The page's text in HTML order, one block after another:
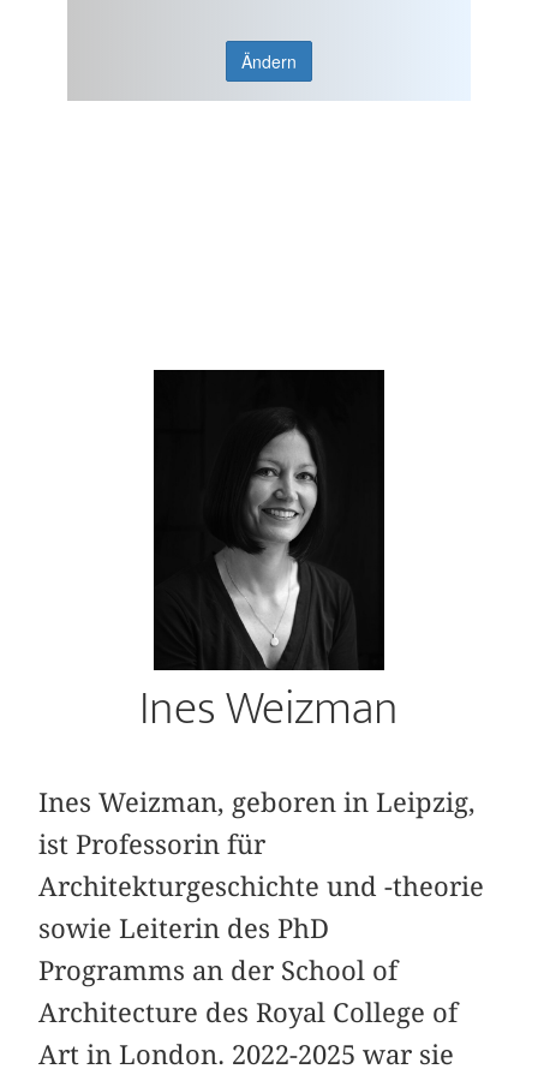
Ändern
Ines Weizman
Ines Weizman, geboren in Leipzig,
ist Professorin für
Architekturgeschichte und -theorie
sowie Leiterin des PhD
Programms an der School of
Architecture des Royal College of
Art in London. 2022-2025 war sie